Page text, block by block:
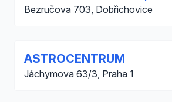
Bezručova 703, Dobřichovice
ASTROCENTRUM
Jáchymova 63/3, Praha 1